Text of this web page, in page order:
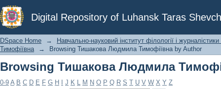
Digital Repository of Luhansk Taras
Browsing Тишакова Людмила
DSpace Home →
Навчально-науковий інститут філології і
Тимофіївна
→ Browsing Тишакова Людмила Тимофіївна by Author
Browsing Тишакова Людмила
0-9 A B C D E F G H J K L M N O P Q R S T U V W X Y Z